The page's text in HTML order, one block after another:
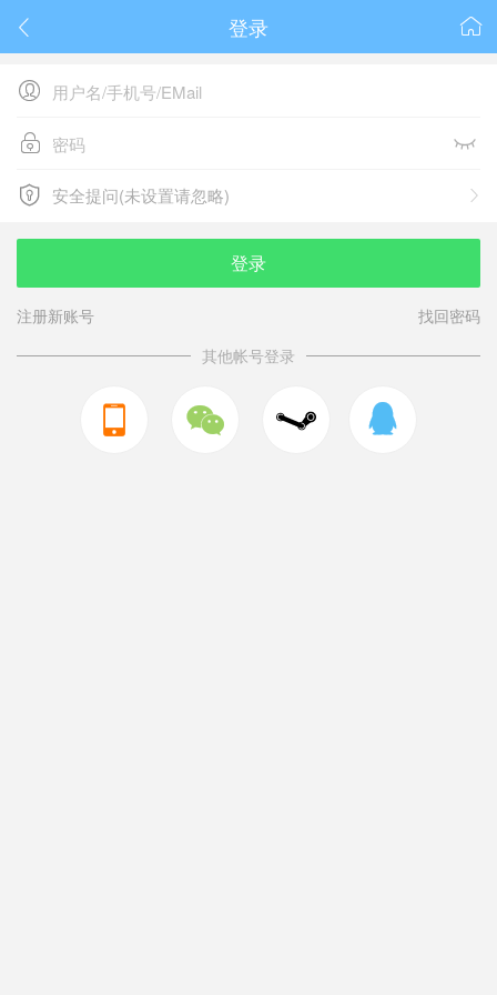
 
登录

 
 
安全提问(未设置请忽略)
安全提问(未设置请忽略)
登录
注册新账号
找回密码
其他帐号登录
  